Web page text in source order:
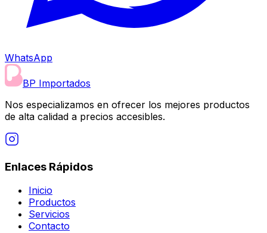
WhatsApp
BP Importados
Nos especializamos en ofrecer los mejores productos
de alta calidad a precios accesibles.
Enlaces Rápidos
Inicio
Productos
Servicios
Contacto